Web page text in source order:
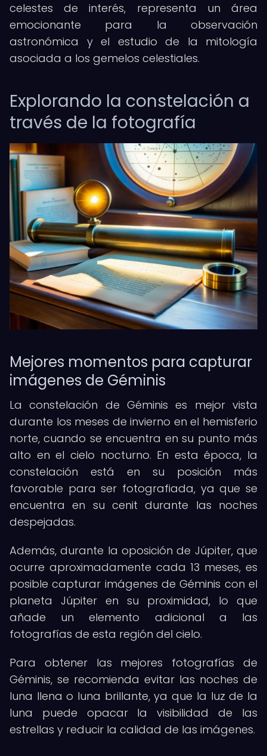
celestes de interés, representa un área
emocionante para la observación
astronómica y el estudio de la mitología
asociada a los gemelos celestiales.
Explorando la constelación a
través de la fotografía
Mejores momentos para capturar
imágenes de Géminis
La constelación de Géminis es mejor vista
durante los meses de invierno en el hemisferio
norte, cuando se encuentra en su punto más
alto en el cielo nocturno. En esta época, la
constelación está en su posición más
favorable para ser fotografiada, ya que se
encuentra en su cenit durante las noches
despejadas.
Además, durante la oposición de Júpiter, que
ocurre aproximadamente cada 13 meses, es
posible capturar imágenes de Géminis con el
planeta Júpiter en su proximidad, lo que
añade un elemento adicional a las
fotografías de esta región del cielo.
Para obtener las mejores fotografías de
Géminis, se recomienda evitar las noches de
luna llena o luna brillante, ya que la luz de la
luna puede opacar la visibilidad de las
estrellas y reducir la calidad de las imágenes.